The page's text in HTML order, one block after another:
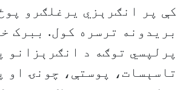
کې پر انګرېزي یرغلګرو
بریدونه ترسره کول. ببرک
پرلپسي توګه د انګرېزانو
تاسېسات، پوستې، چونۍ او